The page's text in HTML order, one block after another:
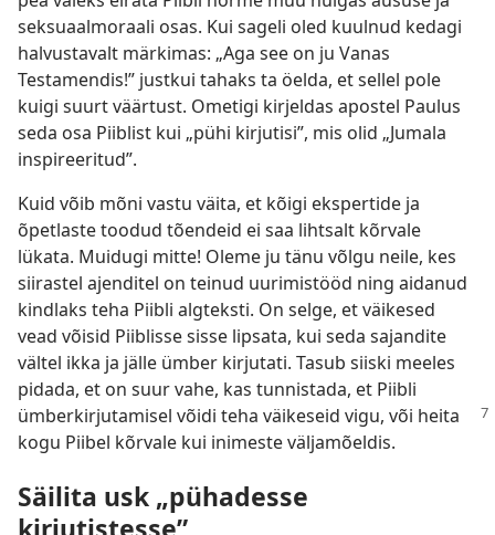
seksuaalmoraali osas. Kui sageli oled kuulnud kedagi
halvustavalt märkimas: „Aga see on ju Vanas
Testamendis!” justkui tahaks ta öelda, et sellel pole
kuigi suurt väärtust. Ometigi kirjeldas apostel Paulus
seda osa Piiblist kui „pühi kirjutisi”, mis olid „Jumala
inspireeritud”.
Kuid võib mõni vastu väita, et kõigi ekspertide ja
õpetlaste toodud tõendeid ei saa lihtsalt kõrvale
lükata. Muidugi mitte! Oleme ju tänu võlgu neile, kes
siirastel ajenditel on teinud uurimistööd ning aidanud
kindlaks teha Piibli algteksti. On selge, et väikesed
vead võisid Piiblisse sisse lipsata, kui seda sajandite
vältel ikka ja jälle ümber kirjutati. Tasub siiski meeles
pidada, et on suur vahe, kas tunnistada, et Piibli
ümberkirjutamisel võidi teha väikeseid vigu, või heita
kogu Piibel kõrvale kui inimeste väljamõeldis.
Säilita usk „pühadesse